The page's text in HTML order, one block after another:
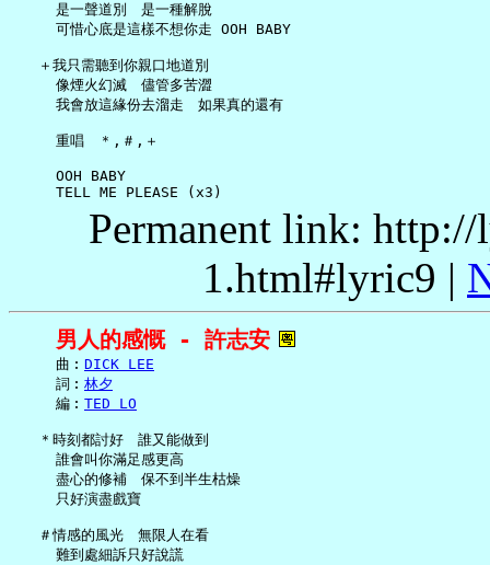
     是一聲道別　是一種解脫
     可惜心底是這樣不想你走 OOH BABY
   ＋我只需聽到你親口地道別
     像煙火幻滅　儘管多苦澀
     我會放這緣份去溜走　如果真的還有
     重唱　＊,＃,＋
     OOH BABY
Permanent link:
1.html#lyric9 |
男人的感慨 - 許志安
     曲︰
DICK LEE
     詞︰
林夕
     編︰
TED LO
   ＊時刻都討好　誰又能做到
     誰會叫你滿足感更高
     盡心的修補　保不到半生枯燥
     只好演盡戲寶
   ＃情感的風光　無限人在看
     難到處細訴只好說謊